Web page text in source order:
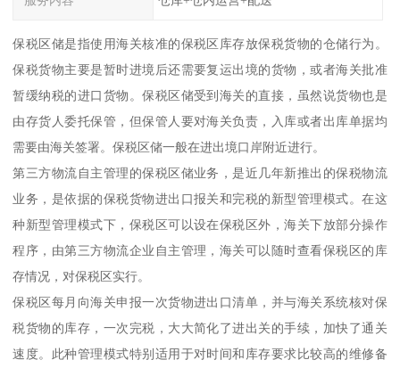
保税区储是指使用海关核准的保税区库存放保税货物的仓储行为。
保税货物主要是暂时进境后还需要复运出境的货物，或者海关批准
暂缓纳税的进口货物。保税区储受到海关的直接，虽然说货物也是
由存货人委托保管，但保管人要对海关负责，入库或者出库单据均
需要由海关签署。保税区储一般在进出境口岸附近进行。
第三方物流自主管理的保税区储业务，是近几年新推出的保税物流
业务，是依据的保税货物进出口报关和完税的新型管理模式。在这
种新型管理模式下，保税区可以设在保税区外，海关下放部分操作
程序，由第三方物流企业自主管理，海关可以随时查看保税区的库
存情况，对保税区实行。
保税区每月向海关申报一次货物进出口清单，并与海关系统核对保
税货物的库存，一次完税，大大简化了进出关的手续，加快了通关
速度。此种管理模式特别适用于对时间和库存要求比较高的维修备